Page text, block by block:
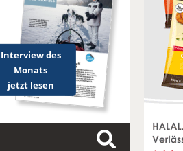
Interview des
Monats
jetzt lesen